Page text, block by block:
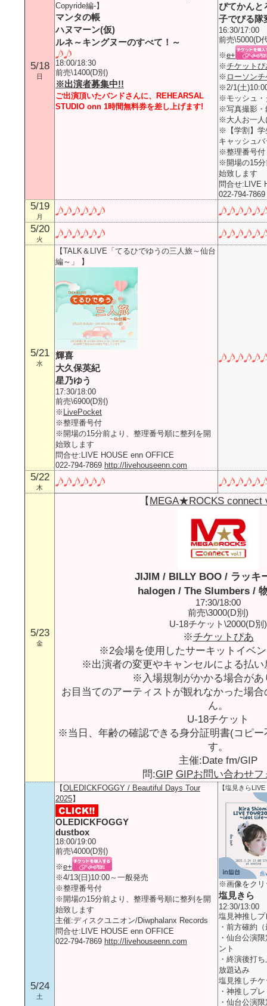
5/18
日
ぴてかんと
子でびる隊
16:30/17:00
前売\5000(D
※e+
※チケットぴ
※ ローソン
※2/1(土
※モッシュ・
※写真撮影・
※大人お一人
※【学割】学
キャッシュバ
※整理番号付
※開場の15分
始致します
問合せ:LIVE
022-794-7869
Copyride編-】
マンタの帳
ハヌマーン(仮)
ルネ～キングヌーのすべて！～
18:00/18:30
前売\1400(D別)
※出演者募集中!!
ご出演頂いたバンドさんに、REHEARSAL
STUDIO onn 1時間無料券を差し上げます!
5/19
月
5/20
火
5/21
水
【TALK＆LIVE「てるひでゆうの三人旅～仙台
編～」 】
輝喜
大久保英紀
星乃ゆう
17:30/18:00
前売\6900(D別)
※ LivePocket
※整理番号付
※開場の15分前より、整理番号順に整列を開
始致します
問合せ:LIVE HOUSE enn OFFICE
022-794-7869 http://livehouseenn.com
5/22
木
5/23
金
【 MEGA★ROCKS connect
JIJIM / BILLY BOO / ラッキ
halogen / The Slumbers /
17:30/18:00
前売\3000(D別)
U-18チケット\2000(D別)
※チケットぴあ
※2会場を使用したサーキットイベ
※出演者の変更やキャンセルによる払い
※入場規制がかかる場合があ
お目当てのアーティストが観れなかった場
ん。
U-18チケット
※当日、年齢の確認できる身分証明書(コピ
す。
主催:Date fm/GIP
問:GIP GIPお問い合わせフ
5/24
土
【OLEDICKFOGGY / Beautiful Days Tour
2025】
OLEDICKFOGGY
dustbox
18:00/19:00
前売\4000(D別)
※e+
※4/13(日)10:00～一般発売
※整理番号付
※開場の15分前より、整理番号順に整列を開
始致します
主催:ディスクユニオン/Diwphalanx Records
問合せ:LIVE HOUSE enn OFFICE
022-794-7869 http://livehouseenn.com
【塩見きら
※画像をクリ
塩見きら
12:30/13:00
塩見神推し
・前方確約
・仙台公演
ント
・終演後打
放題込み
塩見推しチ
・神推しプ
・仙台公演